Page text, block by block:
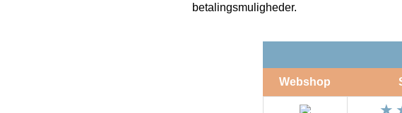
betalingsmuligheder.
Webshop